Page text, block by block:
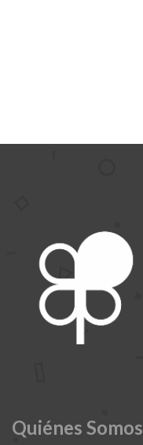
Quiénes Somos